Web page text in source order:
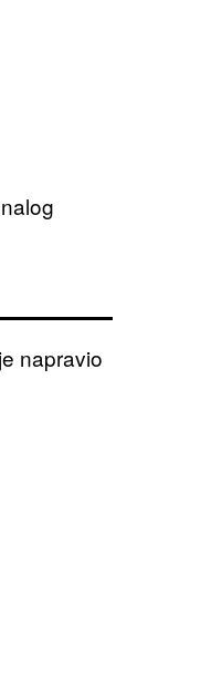
napravio